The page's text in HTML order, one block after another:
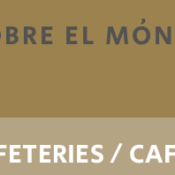
EL
/